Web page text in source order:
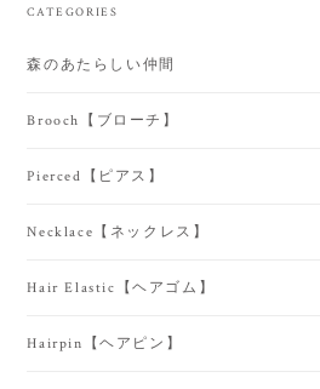
CATEGORIES
森のあたらしい仲間
Brooch【ブローチ】
Pierced【ピアス】
Necklace【ネックレス】
Hair Elastic【ヘアゴム】
Hairpin【ヘアピン】